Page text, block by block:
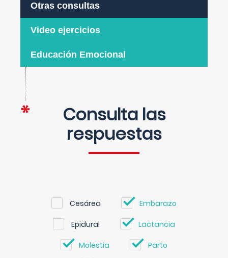
Otras consultas
Video ejercicios
Educación Emocional
Consulta las
respuestas
Cesárea Embarazo
Epidural Lactancia
Molestia Parto